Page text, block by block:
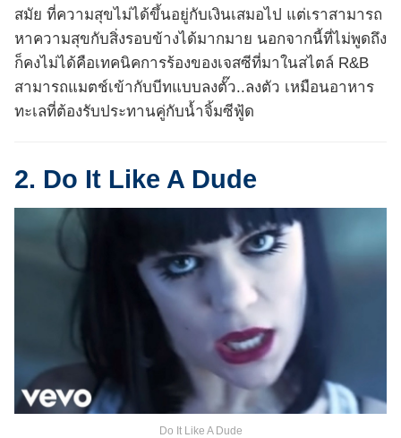
สมัย ที่ความสุขไม่ได้ขึ้นอยู่กับเงินเสมอไป แต่เราสามารถ
หาความสุขกับสิ่งรอบข้างได้มากมาย นอกจากนี้ที่ไม่พูดถึง
ก็คงไม่ได้คือเทคนิคการร้องของเจสซีที่มาในสไตล์ R&B
สามารถแมตช์เข้ากับบีทแบบลงตั๊ว..ลงตัว เหมือนอาหาร
ทะเลที่ต้องรับประทานคู่กับน้ำจิ้มซีฟู้ด
2. Do It Like A Dude
Do It Like A Dude